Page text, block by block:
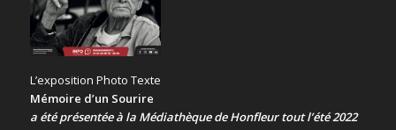
L’exposition Photo Texte
Mémoire d’un Sourire
a été présentéeà la Médiathèque de Honfleur tout l’été 2022